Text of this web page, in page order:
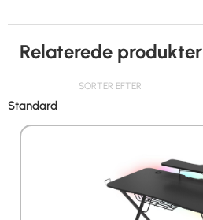
Relaterede produkter
SORTER EFTER
Standard